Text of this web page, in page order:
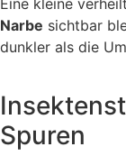
Eine kleine
Narbe sichtbar
dunkler als die
Spuren